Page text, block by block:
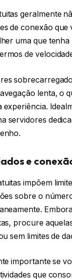
geralmente
de conexão que
uma que tenha
de
lenta, o
experiência.
servidores
e
impõem
sobre o
procure
sem limites de
importante se
que